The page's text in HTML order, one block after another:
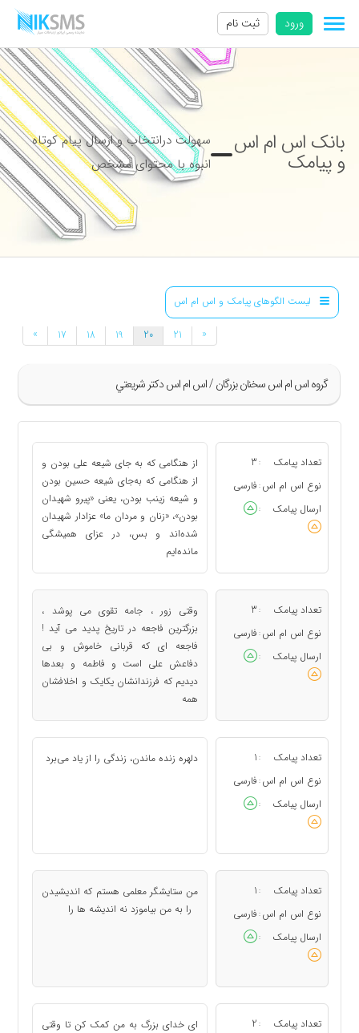
ورود ثبت نام
بانک اس ام اس
و پیامک
سهولت درانتخاب و ارسال پیام کوتاه
انبوه با محتوای مشخص
لیست الگوهای پیامک و اس ام اس
گروه اس ام اس سخنان بزرگان / اس ام اس دكتر شريعتي
» 17 18 19 20 21 «
تعداد پیامک :
3
نوع اس ام اس : فارسی
ارسال پیامک
:
از هنگامی که به جای شیعه علی بودن و
از هنگامی که به‌جای شیعه حسین بودن
و شیعه زینب بودن، یعنی «پیرو شهیدان
بودن»، «زنان و مردان ما» عزادار شهیدان
شده‌اند و بس، در عزای همیشگی
مانده‌ایم
تعداد پیامک :
3
نوع اس ام اس : فارسی
ارسال پیامک
:
وقتی زور ، جامه تقوی می پوشد ،
بزرگترین فاجعه در تاریخ پدید می آید !
فاجعه ای که قربانی خاموش و بی
دفاعش علی است و فاطمه و بعدها
دیدیم که فرزندانشان یکایک و اخلافشان
همه
تعداد پیامک :
1
نوع اس ام اس : فارسی
ارسال پیامک
:
دلهره زنده ماندن، زندگی را از یاد می‌برد
تعداد پیامک :
1
نوع اس ام اس : فارسی
ارسال پیامک
:
من ستایشگر معلمی هستم كه اندیشیدن
را به من بیاموزد نه اندیشه ها را
تعداد پیامک :
2
ای خدای بزرگ به من کمک کن تا وقتی